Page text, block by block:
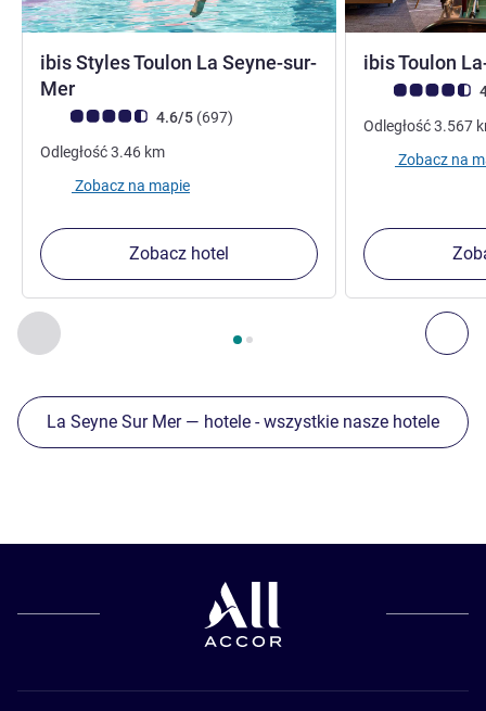
Poprzedni - Inne nasze placówki w pobliżu
Strona , Inne nasze placówki w pobliżu 1 :, Inne nasze
ibis Styles Toulon La Seyne-sur-
Mer
Ocena klientów (Ocena ALL)
4.6/5 (697Liczba opinii
)
Odległość3.46 km
Zobacz na mapie
Zobacz hotel
ibis Toulon
Ocena klientów
Odległość3.567
Zobacz na
La Seyne Sur Mer — hotele - wszystkie nasze hotele